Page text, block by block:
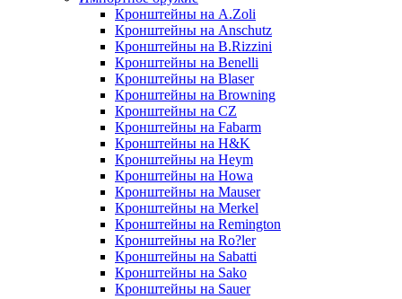
Кронштейны на A.Zoli
Кронштейны на Anschutz
Кронштейны на B.Rizzini
Кронштейны на Benelli
Кронштейны на Blaser
Кронштейны на Browning
Кронштейны на CZ
Кронштейны на Fabarm
Кронштейны на H&K
Кронштейны на Heym
Кронштейны на Howa
Кронштейны на Mauser
Кронштейны на Merkel
Кронштейны на Remington
Кронштейны на Ro?ler
Кронштейны на Sabatti
Кронштейны на Sako
Кронштейны на Sauer